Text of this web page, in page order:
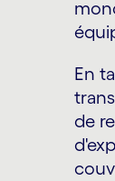
En
de